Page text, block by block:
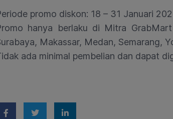
promo diskon: 18 – 31 Januari
hanya berlaku di Mitra
Makassar, Medan, Semarang,
ada minimal pembelian dan dapat